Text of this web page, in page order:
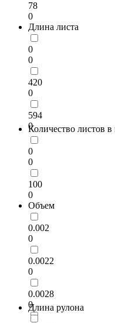
78
0
Длина листа
0
0
420
0
594
0
Количество листов в
0
0
100
0
Объем
0.002
0
0.0022
0
0.0028
0
Длина рулона